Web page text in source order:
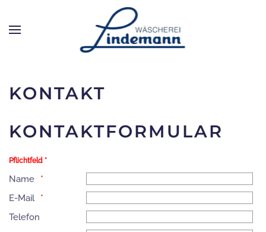
Zum Hauptinhalt springen
KONTAKT
KONTAKTFORMULAR
Pflichtfeld *
Name
E-Mail
Telefon